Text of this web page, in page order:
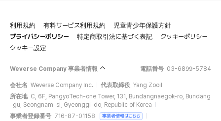
利用規約 有料サービス利用規約
児童青少年保護方針
プライバシーポリシー
特定商取引法に基づく表記
クッキーポリシー
クッキー設定
Weverse Company 事業者情報 電話番号 03-6899-5784
会社名 Weverse Company Inc. 代表取締役 Yang Zooil
所在地 C, 6F, PangyoTech-one Tower, 131, Bundangnaegok-ro, Bundang
-gu, Seongnam-si, Gyeonggi-do, Republic of Korea
事業者登録番号 716-87-01158 事業者情報はこちら